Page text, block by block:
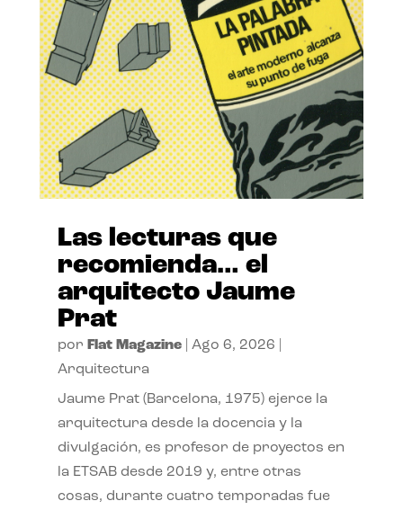
Las lecturas que
recomienda… el
arquitecto Jaume
Prat
por Flat Magazine| Ago 6, 2026
Arquitectura
Jaume Prat (Barcelona, 1975) ejerce la
arquitectura desde la docencia y la
divulgación, es profesor de proyectos en
la ETSAB desde 2019 y, entre otras
cosas, durante cuatro temporadas fue